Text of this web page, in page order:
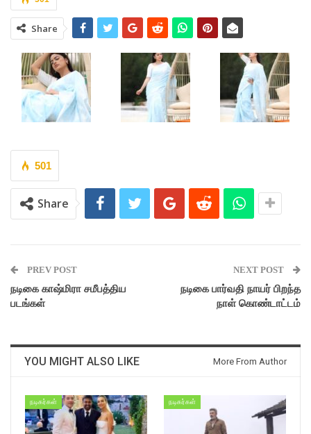
Share
501
Share
PREV POST
நடிகை காஷ்மிரா சமீபத்திய
படங்கள்
NEXT POST
நடிகை பார்வதி நாயர் பிறந்த
நாள் கொண்டாட்டம்
YOU MIGHT ALSO LIKE More From Author
நடிகர்கள் நடிகர்கள்